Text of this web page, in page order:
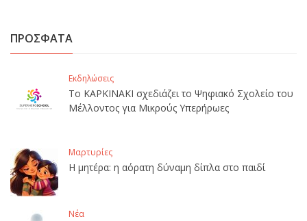
ΠΡΟΣΦΑΤΑ
Εκδηλώσεις
Το ΚΑΡΚΙΝΑΚΙ σχεδιάζει το Ψηφιακό Σχολείο του
Μέλλοντος για Μικρούς Υπερήρωες
Μαρτυρίες
Η μητέρα: η αόρατη δύναμη δίπλα στο παιδί
Νέα